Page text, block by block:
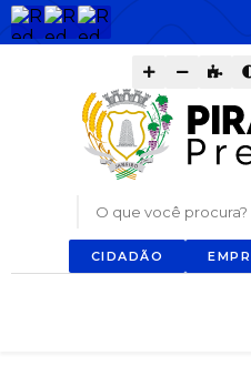
O que você procura?
CIDADÃO